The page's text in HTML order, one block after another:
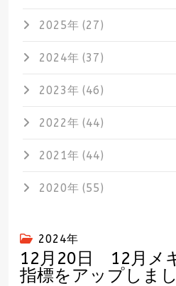
2025年 (27)
2024年 (37)
2023年 (46)
2022年 (44)
2021年 (44)
2020年 (55)
2024年
12月20日 12月メ
指標をアップしま